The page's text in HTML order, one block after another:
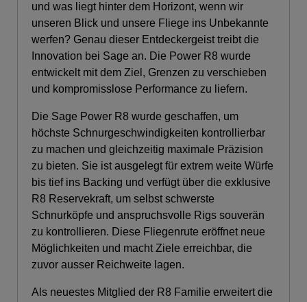
und was liegt hinter dem Horizont, wenn wir
unseren Blick und unsere Fliege ins Unbekannte
werfen? Genau dieser Entdeckergeist treibt die
Innovation bei Sage an. Die Power R8 wurde
entwickelt mit dem Ziel, Grenzen zu verschieben
und kompromisslose Performance zu liefern.
Die Sage Power R8 wurde geschaffen, um
höchste Schnurgeschwindigkeiten kontrollierbar
zu machen und gleichzeitig maximale Präzision
zu bieten. Sie ist ausgelegt für extrem weite Würfe
bis tief ins Backing und verfügt über die exklusive
R8 Reservekraft, um selbst schwerste
Schnurköpfe und anspruchsvolle Rigs souverän
zu kontrollieren. Diese Fliegenrute eröffnet neue
Möglichkeiten und macht Ziele erreichbar, die
zuvor ausser Reichweite lagen.
Als neuestes Mitglied der R8 Familie erweitert die